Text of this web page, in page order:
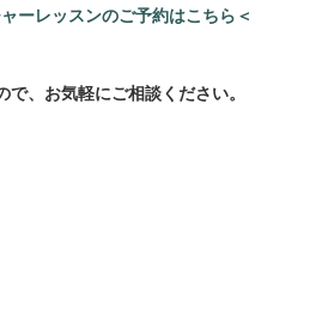
ーレッスンのご予約はこちら＜
、お気軽にご相談ください。